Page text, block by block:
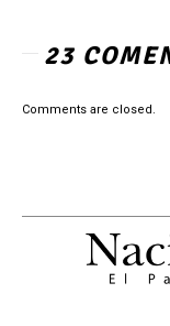
23
Comments are closed.